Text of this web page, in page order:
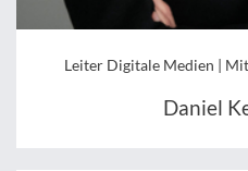
Leiter Digitale Medien |
Daniel